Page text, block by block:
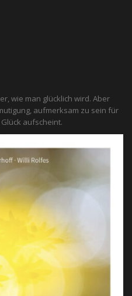
wie man glücklich wird. Aber
aufmerksam zu sein für
aufscheint.